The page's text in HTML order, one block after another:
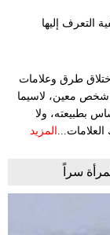
التعرف إليها
طرق وعلامات
شخص معين، لاسيما
بطبيعته، ولا
المزيد
سراً